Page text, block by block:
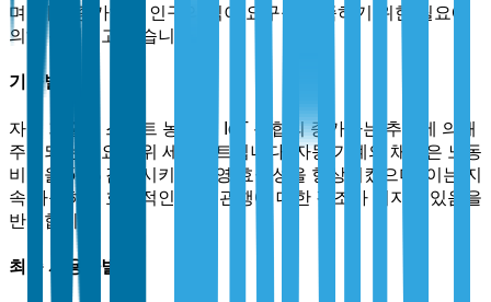
며, 이는 증가하는 인구의 식이 요구를 충족하기 위한 필요에
의해 촉진되고 있습니다.
기술별
자동 기술은 스마트 농업 및 IoT 통합의 증가하는 추세에 의해
주도되는 주요 하위 세그먼트입니다. 자동 기계의 채택은 노동
비용을 50% 감소시키고 운영 효율성을 향상시켰으며, 이는 지
속 가능하고 효율적인 농업 관행에 대한 강조가 커지고 있음을
반영합니다.
최종 사용자별